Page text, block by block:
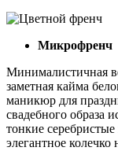
Микрофренч
Минималистичная
заметная кайма
маникюр для
свадебного образа
тонкие
элегантное